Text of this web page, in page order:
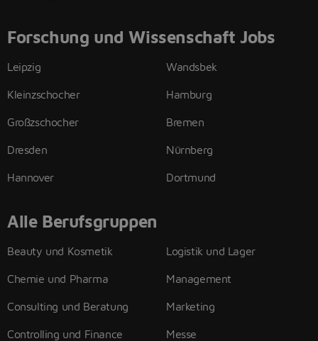
Forschung und Wissenschaft Jobs
Leipzig
Kleinzschocher
Großzschocher
Dresden
Hannover
Wandsbek
Hamburg
Bremen
Nürnberg
Dortmund
Alle Berufsgruppen
Beauty und Kosmetik
Chemie und Pharma
Consulting und Beratung
Controlling und Finance
Logistik und Lager
Management
Marketing
Messe